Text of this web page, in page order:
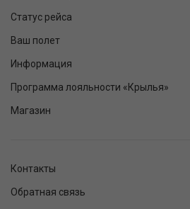
Статус рейса
Ваш полет
Информация
Программа лояльности «Крылья»
Магазин
Контакты
Обратная связь